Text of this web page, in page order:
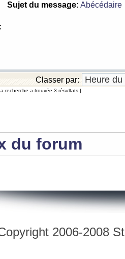
Sujet du message: Abécédaire
Classer par:
recherche a trouvée 3 résultats ]
du forum
2006-2008